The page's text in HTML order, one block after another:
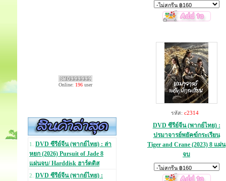
Online: 196 user
1. DVD ซีรีย์จีน (พากย์ไทย) : ล่า
หยก (2026) Pursuit of Jade 8
แผ่นจบ/ Harddisk ฮาร์ดดิส
2. DVD ซีรีย์จีน (พากย์ไทย) :
รหัส: c2314
DVD ซีรีย์จีน (พากย์ไทย) :
ปรมาจารย์พยัคฆ์กระเรียน
Tiger and Crane (2023) 8 แผ่น
จบ